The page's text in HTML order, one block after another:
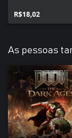
R$18,02
As pessoas